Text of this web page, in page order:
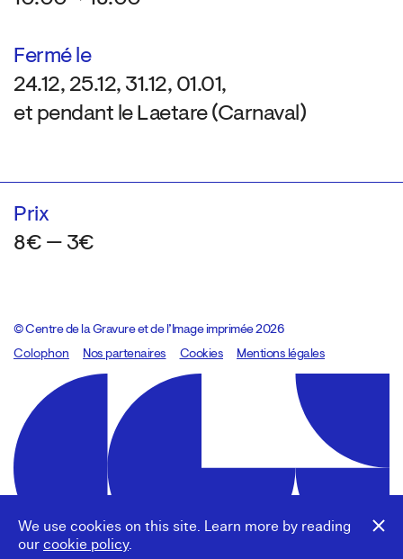
We use cookies on this site. Learn more by reading
our cookie policy.
Fermé le
24.12, 25.12, 31.12, 01.01,
et pendant le Laetare (Carnaval)
Prix
8€ — 3€
© Centre de la Gravure et de l’Image imprimée 2026
Colophon
Design:Marcel Kaczmarek, code:8080.studio
Nos partenaires Cookies Mentions légales